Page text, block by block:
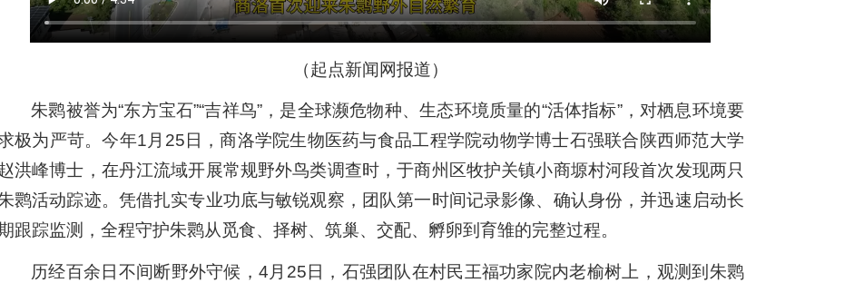
（起点新闻网报道）
朱鹮被誉为“东方宝石”“吉祥鸟”，是全球濒危物种、生态环境质量的“活体指标”，对栖息环境要
极为严苛。今年1月25日，商洛学院生物医药与食品工程学院动物学博士石强联合陕西师范大学
洪峰博士，在丹江流域开展常规野外鸟类调查时，于商州区牧护关镇小商塬村河段首次发现两只
鹮活动踪迹。凭借扎实专业功底与敏锐观察，团队第一时间记录影像、确认身份，并迅速启动长
跟踪监测，全程守护朱鹮从觅食、择树、筑巢、交配、孵卵到育雏的完整过程。
历经百余日不间断野外守候，4月25日，石强团队在村民王福功家院内老榆树上，观测到朱鹮